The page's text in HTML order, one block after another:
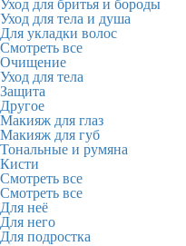
Уход для бритья и бороды
Уход для тела и душа
Для укладки волос
Смотреть все
Очищение
Уход для тела
Защита
Другое
Макияж для глаз
Макияж для губ
Тональные и румяна
Кисти
Смотреть все
Смотреть все
Для неё
Для него
Для подростка